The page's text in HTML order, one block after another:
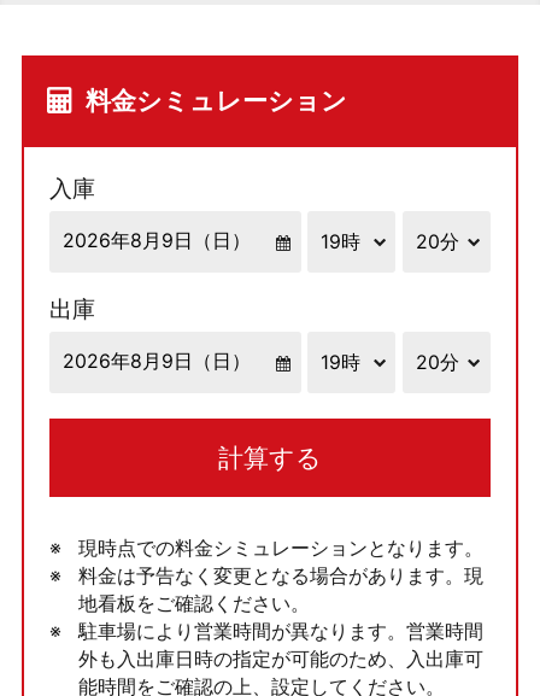
料金シミュレーション
入庫
出庫
計算する
現時点での料金シミュレーションとなります。
料金は予告なく変更となる場合があります。現
地看板をご確認ください。
駐車場により営業時間が異なります。営業時間
外も入出庫日時の指定が可能のため、入出庫可
能時間をご確認の上、設定してください。